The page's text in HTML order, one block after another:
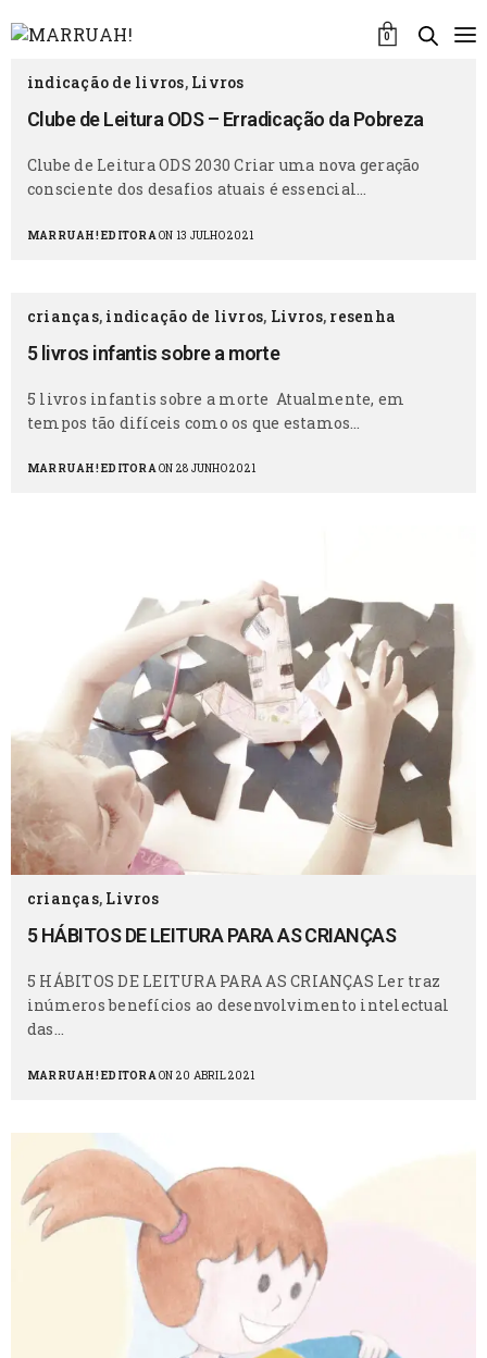
0
indicação de livros, Livros
Clube de Leitura ODS – Erradicação da Pobreza
Clube de Leitura ODS 2030 Criar uma nova geração
consciente dos desafios atuais é essencial…
MARRUAH! EDITORA ON 13 JULHO 2021
crianças, indicação de livros, Livros, resenha
5 livros infantis sobre a morte
5 livros infantis sobre a morte Atualmente, em
tempos tão difíceis como os que estamos…
MARRUAH! EDITORAON 28 JUNHO 2021
crianças, Livros
5 HÁBITOS DE LEITURA PARA AS CRIANÇAS
5 HÁBITOS DE LEITURA PARA AS CRIANÇAS Ler traz
inúmeros benefícios ao desenvolvimento intelectual
das…
MARRUAH! EDITORAON 20 ABRIL 2021